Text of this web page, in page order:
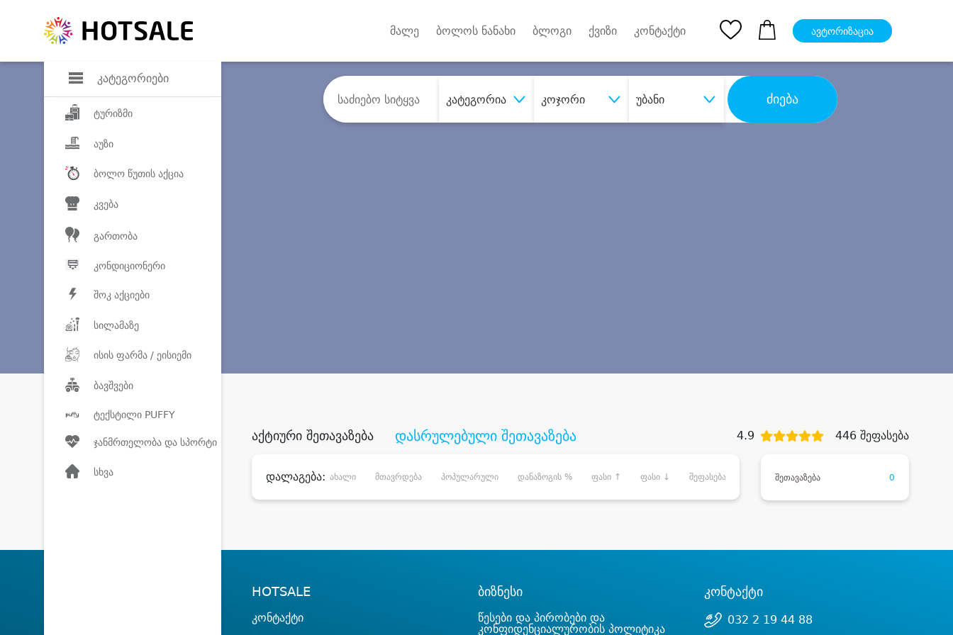
კატეგორიები
ტურიზმი
აუზი
ბოლო წუთის აქცია
კვება
გართობა
კონდიციონერი
შოკ აქციები
სილამაზე
ისის ფარმა / ეისიემი
ბავშვები
ტექსტილი PUFFY
ჯანმრთელობა და სპორტი
სხვა
მალე ბოლოს ნანახი ბლოგი ქვიზი კონტაქტი ავტორიზაცია
კატეგორია კოჯორი უბანი ძიება
აქტიური შეთავაზება დასრულებული შეთავაზება 4.9 446 შეფასება
დალაგება: ახალი მთავრდება პოპულარული დანაზოგის % ფასი ↑ ფასი ↓ შეფასება შეთავაზება 0
HOTSALE
კონტაქტი
ბიზნესი
წესები და პირობები და
კონფიდენციალურობის პოლიტიკა
კონტაქტი
032 2 19 44 88